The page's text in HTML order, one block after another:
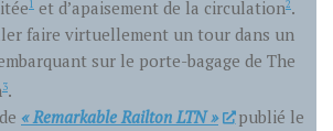
1 et d’apaisement de la circulation2.
faire virtuellement un tour dans un
sur le porte-bagage de The
3.
de « Remarkable Railton LTN »
publié le